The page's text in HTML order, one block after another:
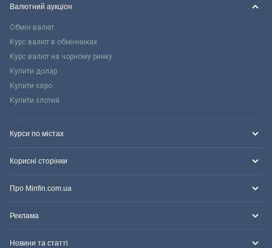
Валютний аукціон
Обмін валют
Курс валют в обмінниках
Курс валют на чорному ринку
Купити долар
Купити євро
Купити злотий
Курси по містах
Корисні сторінки
Про Minfin.com.ua
Реклама
Новини та статті